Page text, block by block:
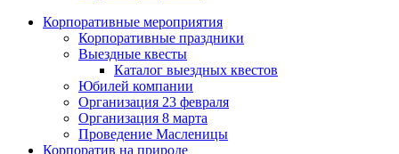
Корпоративные мероприятия
Корпоративные праздники
Выездные квесты
Каталог выездных квестов
Юбилей компании
Организация 23 февраля
Организация 8 марта
Проведение Масленицы
Корпоратив на природе